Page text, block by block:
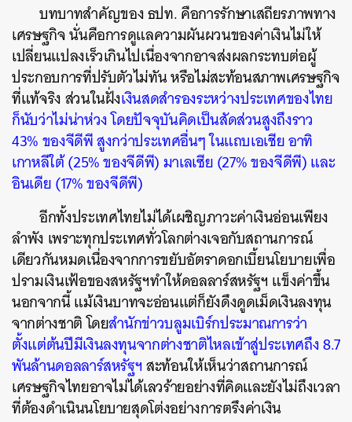
บทบาทสำคัญของ ธปท. คือการรักษาเสถียรภาพทาง
เศรษฐกิจ นั่นคือการดูแลความผันผวนของค่าเงินไม่ให้
เปลี่ยนแปลงเร็วเกินไปเนื่องจากอาจส่งผลกระทบต่อผู้
ประกอบการที่ปรับตัวไม่ทันหรือไม่สะท้อนสภาพเศรษฐกิจ
ที่แท้จริง ส่วนในฝั่งเงินสดสำรองระหว่างประเทศของไทย
ก็นับว่าไม่น่าห่วง โดยปัจจุบันคิดเป็นสัดส่วนสูงถึงราว
43% ของจีดีพี สูงกว่าประเทศอื่นๆ ในแถบเอเชีย อาทิ
เกาหลีใต้ (25% ของจีดีพี) มาเลเซีย (27% ของจีดีพี) และ
อินเดีย (17% ของจีดีพี)
อีกทั้งประเทศไทยไม่ได้เผชิญภาวะค่าเงินอ่อนเพียง
ลำพัง เพราะทุกประเทศทั่วโลกต่างเจอกับสถานการณ์
เดียวกันหมดเนื่องจากการขยับอัตราดอกเบี้ยนโยบายเพื่อ
ปรามเงินเฟ้อของสหรัฐฯทำให้ดอลลาร์สหรัฐฯ แข็งค่าขึ้น
นอกจากนี้ แม้เงินบาทจะอ่อนแต่ก็ยังดึงดูดเม็ดเงินลงทุน
จากต่างชาติ โดยสำนักข่าวบลูมเบิร์กประมาณการว่า
ตั้งแต่ต้นปีมีเงินลงทุนจากต่างชาติไหลเข้าสู่ประเทศถึง 8.7
พันล้านดอลลาร์สหรัฐฯสะท้อนให้เห็นว่าสถานการณ์
เศรษฐกิจไทยอาจไม่ได้เลวร้ายอย่างที่คิดและยังไม่ถึงเวลา
ที่ต้องดำเนินนโยบายสุดโต่งอย่างการตรึงค่าเงิน